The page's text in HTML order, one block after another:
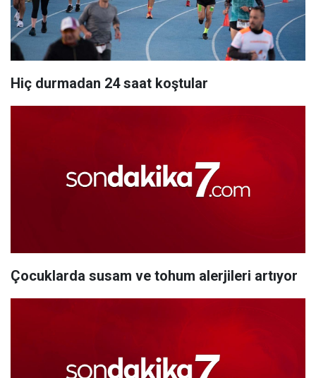
Hiç durmadan 24 saat koştular
Çocuklarda susam ve tohum alerjileri artıyor